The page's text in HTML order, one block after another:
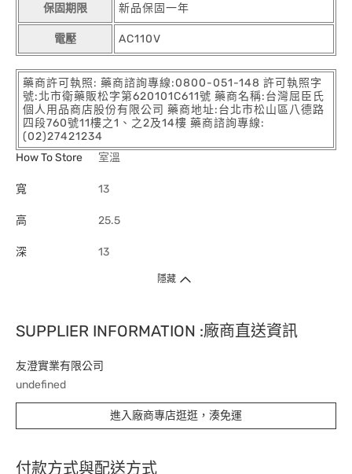
保固期限 新品保固一年
電壓 AC110V
藥商許可執照: 藥商諮詢專線:0800-051-148 許可執照字
號:北市衛藥販松字第620101C611號 藥商名稱:台灣屈臣氏
個人用品商店股份有限公司 藥商地址:台北市松山區八德路
四段760號11樓之1、之2及14樓 藥商諮詢專線:
(02)27421234
How To Store
室溫
寬 13
高 25.5
深 13
隱藏
SUPPLIER INFORMATION :廠商直送資訊
友澄實業有限公司
undefined
進入廠商專店逛逛，湊免運
付款方式與配送方式